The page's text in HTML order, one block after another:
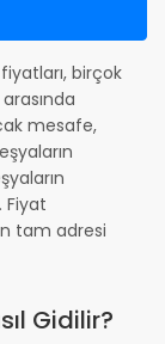
birçok
mesafe,
Fiyat
tam adresi
Gidilir?